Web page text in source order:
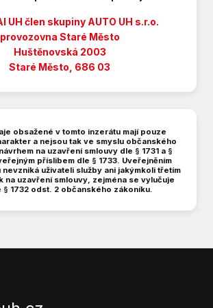
senzory zadní
řízení
systém
volant
hlav
sedadlo řidiče
UH člen skupiny AUTO UH s.r.o.
provozovna Staré Město
Huštěnovská 2003
Staré Město, 686 03
obsažené v tomto inzerátu mají pouze
a nejsou tak ve smyslu občanského
na uzavření smlouvy dle § 1731 a §
příslibem dle § 1733. Uveřejněním
uživateli služby ani jakýmkoli třetím
na uzavření smlouvy, zejména se vylučuje
§ 1732 odst. 2 občanského zákoníku.